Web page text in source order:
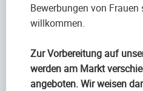
Bewerbungen von
willkommen.
Zur Vorbereitung auf
werden am Markt
angeboten. Wir weisen